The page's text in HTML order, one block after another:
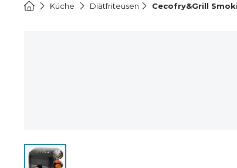
Küche Diätfriteusen Cecofry&Grill